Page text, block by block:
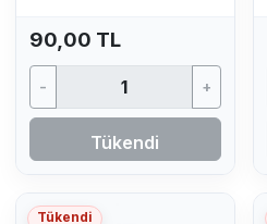
90,00 TL
- +
Tükendi
Tükendi